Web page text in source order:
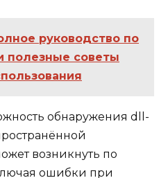
руководство по
полезные советы
обнаружения dll-
возникнуть по
ошибки при